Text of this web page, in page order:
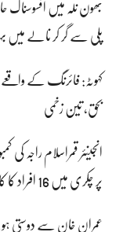
بھون نلہ میں
پلی سے گر کر نالے میں
کہوٹہ: فائرنگ کے
بحق، تین زخمی
انجینئر قمراسلام راجہ کی
پر چکری میں 16 افراد کا کامیاب ریسکیو
عمران خان سے دوستی